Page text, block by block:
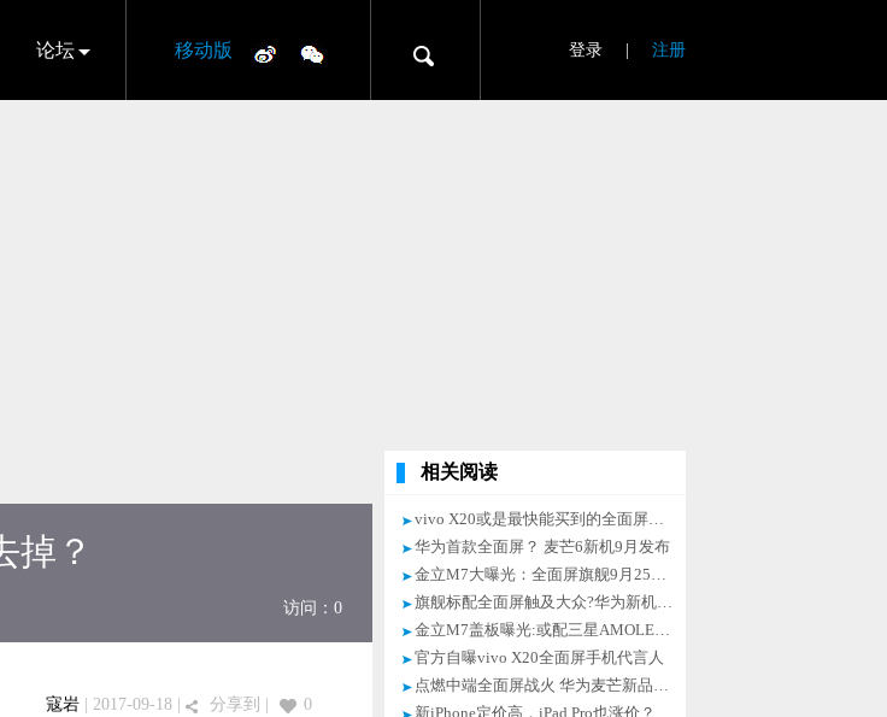
论坛 移动版 登录 注册
掉？
访问： 0
寇岩 | 2017-09-18 | 分享到 0
相关阅读
vivo X20或是最快能买到的全面屏手机
华为首款全面屏？ 麦芒6新机9月发布
金立M7大曝光：全面屏旗舰9月25日发布
旗舰标配全面屏触及大众?华为新机亮相
金立M7盖板曝光:或配三星AMOLED全面屏
官方自曝vivo X20全面屏手机代言人
点燃中端全面屏战火 华为麦芒新品亮相
新iPhone定价高，iPad Pro也涨价？